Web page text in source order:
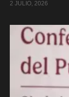
2 JULIO, 2026